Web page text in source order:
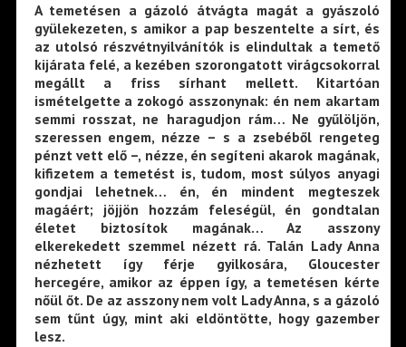
A temetésen a gázoló átvágta magát a gyászoló
gyülekezeten, s amikor a pap beszentelte a sírt, és
az utolsó részvétnyilvánítók is elindultak a temető
kijárata felé, a kezében szorongatott virágcsokorral
megállt a friss sírhant mellett. Kitartóan
ismételgette a zokogó asszonynak: én nem akartam
semmi rosszat, ne haragudjon rám… Ne gyűlöljön,
szeressen engem, nézze – s a zsebéből rengeteg
pénzt vett elő –, nézze, én segíteni akarok magának,
kifizetem a temetést is, tudom, most súlyos anyagi
gondjai lehetnek… én, én mindent megteszek
magáért; jöjjön hozzám feleségül, én gondtalan
életet biztosítok magának… Az asszony
elkerekedett szemmel nézett rá. Talán Lady Anna
nézhetett így férje gyilkosára, Gloucester
hercegére, amikor az éppen így, a temetésen kérte
nőül őt. De az asszony nem volt Lady Anna, s a gázoló
sem tűnt úgy, mint aki eldöntötte, hogy gazember
lesz.